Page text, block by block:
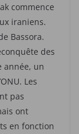
commence
iraniens.
Bassora.
des
année, un
Les
pas
ont
en fonction